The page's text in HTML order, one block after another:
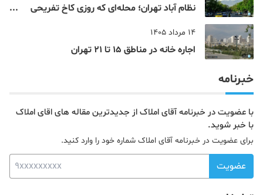
نظام‌ آباد تهران؛ محله‌ای که روزی کاخ تفریحی
14 مرداد 1405
اجاره خانه در مناطق 15 تا 21 تهران
خبرنامه
با عضویت در خبرنامه آقای املاک از جدیدترین مقاله های اقای املاک
با خبر شوید.
برای عضویت در خبرنامه آقای املاک شماره خود را وارد کنید.
عضویت